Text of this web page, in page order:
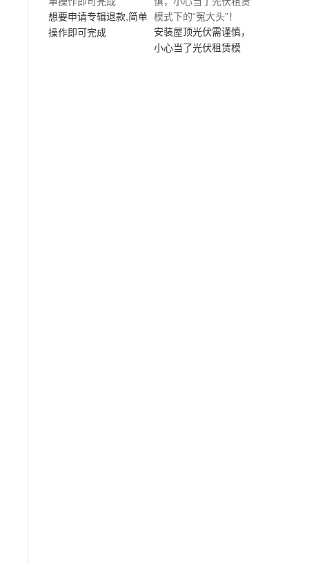
想要申请专辑退款,简单
操作即可完成
安装屋顶光伏需谨慎，
小心当了光伏租赁模